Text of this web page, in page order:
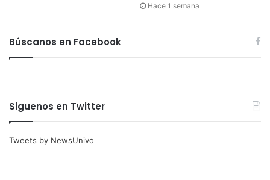
Hace 1 semana
Búscanos en Facebook
Siguenos en Twitter
Tweets by NewsUnivo